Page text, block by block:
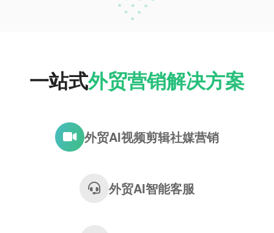
一站式外贸营销解决方案
外贸AI视频剪辑社媒营销
外贸AI智能客服